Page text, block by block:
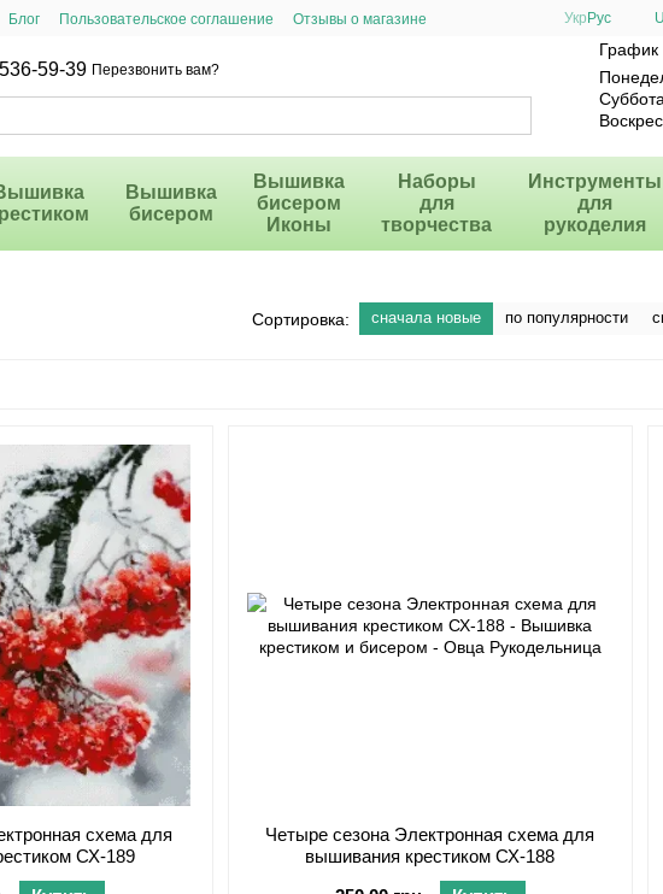
Блог Пользовательское соглашение
Отзывы о магазине
Укр Рус
59-39 Перезвонить вам?
График
Вышивка
бисером
Вышивка
бисером
Иконы
Наборы
для
творчества
Инструменты
для
рукоделия
Сортировка: сначала новые по популярности
схема для
СХ-189
Четыре сезона Электронная схема для
вышивания крестиком СХ-188